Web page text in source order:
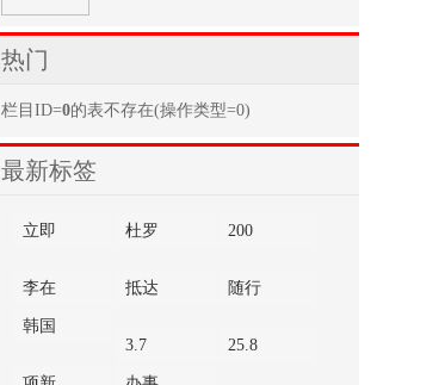
热门
栏目ID=0的表不存在(操作类型=0)
最新标签
立即 杜罗 200
李在 抵达 随行
韩国
3.7
25.8